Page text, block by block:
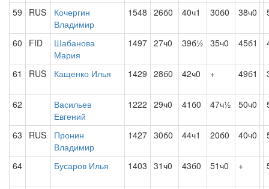
59 RUS
Кочергин
Владимир
1548 26б0 40ч1 30б0 38ч0
60 FID
Шабанова
Мария
1497 27ч0 39б½ 35ч0 45б1
61 RUS Кащенко Илья 1429 28б0 42ч0 + 49б1
62
Васильев
Евгений
1222 29ч0 41б0 47ч½ 50ч0
63 RUS
Пронин
Владимир
1427 30б0 44ч1 20б0 40ч0
64 Бусаров Илья 1403 31ч0 43б0 51ч0 +